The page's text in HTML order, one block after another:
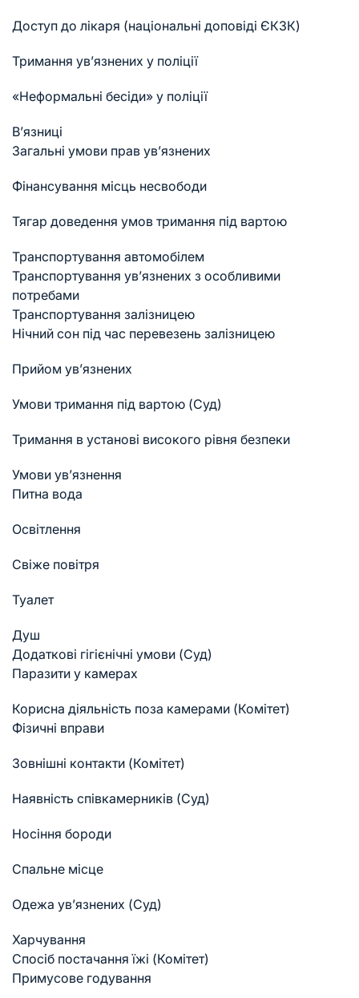
Доступ до лікаря (національні доповіді ЄКЗК)
Тримання ув’язнених у поліції
«Неформальні бесіди» у поліції
В’язниці
Загальні умови прав ув’язнених
Фінансування місць несвободи
Тягар доведення умов тримання під вартою
Транспортування автомобілем
Транспортування ув’язнених з особливими
потребами
Транспортування залізницею
Нічний сон під час перевезень залізницею
Прийом ув’язнених
Умови тримання під вартою (Суд)
Тримання в установі високого рівня безпеки
Умови ув’язнення
Питна вода
Освітлення
Свіже повітря
Туалет
Душ
Додаткові гігієнічні умови (Суд)
Паразити у камерах
Корисна діяльність поза камерами (Комітет)
Фізичні вправи
Зовнішні контакти (Комітет)
Наявність співкамерників (Суд)
Носіння бороди
Спальне місце
Одежа ув’язнених (Суд)
Харчування
Спосіб постачання їжі (Комітет)
Примусове годування